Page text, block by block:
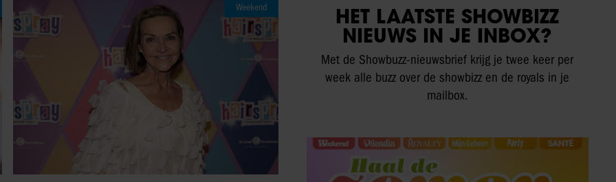
Weekend HET LAATSTE SHOWBIZZ
NIEUWS IN JE INBOX?
Met de Showbuzz-nieuwsbrief krijg je twee keer per
week alle buzz over de showbizz en de royals in je
mailbox.